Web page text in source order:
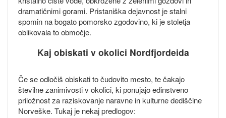
dramatičnimi gorami. Pristaniška dejavnost je stalni
spomin na bogato pomorsko zgodovino, ki je stoletja
oblikovala to območje.
Kaj obiskati v okolici Nordfjordeida
Če se odločiš obiskati to čudovito mesto, te čakajo
številne zanimivosti v okolici, ki ponujajo edinstveno
priložnost za raziskovanje naravne in kulturne dediščine
Norveške. Tukaj je nekaj predlogov: